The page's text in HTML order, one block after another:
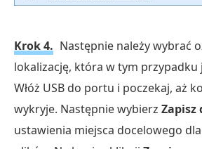
Krok 4. Następnie należy wybrać
lokalizację, która w tym przypadku
Włóż USB do portu i poczekaj, aż
wykryje. Następnie wybierz Zapisz
ustawienia miejsca docelowego